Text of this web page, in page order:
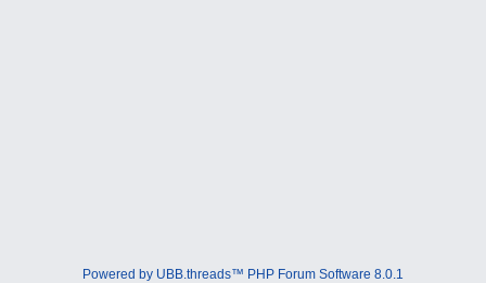
Powered by UBB.threads™ PHP Forum Software 8.0.1